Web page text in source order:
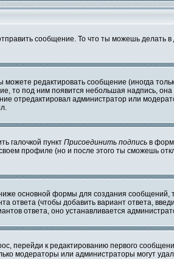
сообщение. То что ты можешь делать
редактировать сообщение (иногда
то под ним появится небольшая надпись, она
отредактировал администратор или
галочкой пункт Присоединить подпись в
профиле (но и после этого ты сможешь
ниже основной формы для создания
ответа (чтобы добавить вариант ответа,
ответа, оно устанавливается
перейди к редактированию первого
модераторы или администраторы могут